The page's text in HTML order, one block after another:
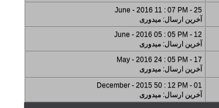
25 - June - 2016 11 : 07 PM
آخرین ارسال:میدوری
12 - June - 2016 05 : 05 PM
آخرین ارسال:میدوری
17 - May - 2016 24 : 05 PM
آخرین ارسال:میدوری
01 - December - 2015 50 : 12 PM
آخرین ارسال:میدوری